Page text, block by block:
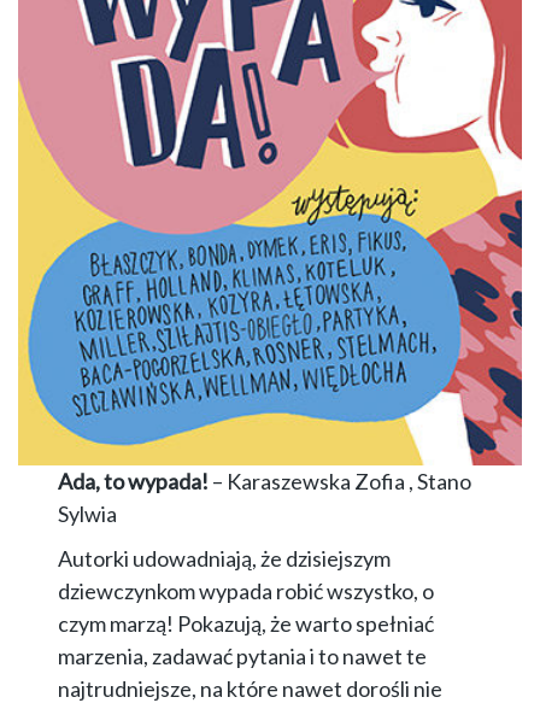
Ada, to wypada! – Karaszewska Zofia , Stano
Sylwia
Autorki udowadniają, że dzisiejszym
dziewczynkom wypada robić wszystko, o
czym marzą! Pokazują, że warto spełniać
marzenia, zadawać pytania i to nawet te
najtrudniejsze, na które nawet dorośli nie